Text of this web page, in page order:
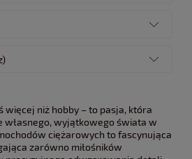
więcej niż hobby – to pasja, która
własnego, wyjątkowego świata w
ciężarowych to fascynująca
zarówno miłośników